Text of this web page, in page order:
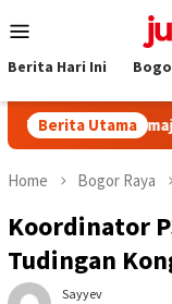
to
Menu
Berita Hari Ini
Berita Utama
SDN Sukamaju 08
Home Bogor Raya
Koordinator
Tudingan
Sayyev